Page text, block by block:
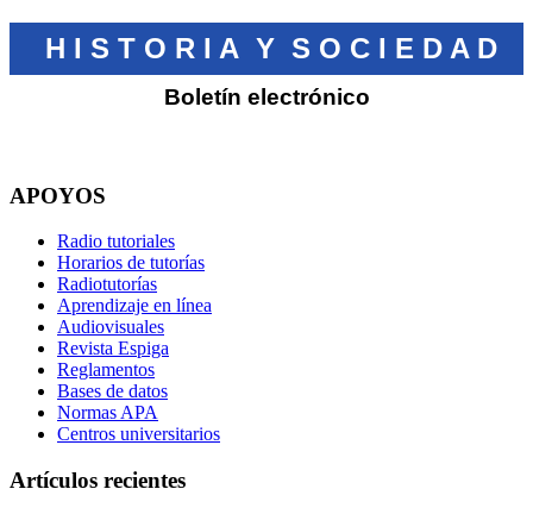
H I S T O R I A Y S O C I E D A D
Boletín electrónico
APOYOS
Radio tutoriales
Horarios de tutorías
Radiotutorías
Aprendizaje en línea
Audiovisuales
Revista Espiga
Reglamentos
Bases de datos
Normas APA
Centros universitarios
Artículos recientes